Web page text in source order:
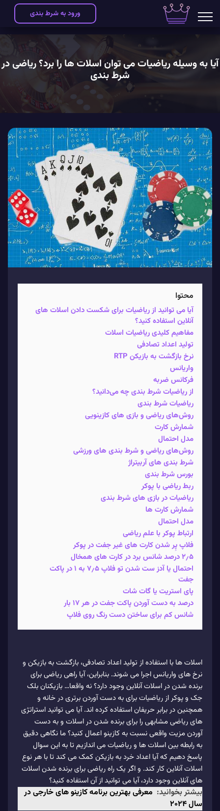
ورود به شرط بندی
آیا به وسیله ریاضیات می توان اسلات ها را برد؟ ریاضی در
شرط بندی
محتوا
آیا می توانید از ریاضیات برای شکست دادن اسلات های
آنلاین استفاده کنید؟
مفاهیم کلیدی ریاضیات اسلات
تولید اعداد تصادفی
نرخ بازگشت به بازیکن RTP
واریانس
فرکانس ضربه
از ریاضیات شرط‌ بندی چه می‌دانید؟
ریاضیات شرط بندی
روش‌های ریاضی و بازی‌ های کازینویی
شمارش کارت
مدل احتمال
روش‌های ریاضی و شرط بندی‌ های ورزشی
شرط‌ بندی های آربیتراژ
بورس شرط بندی
ربط ریاضی با پوکر
ریاضیات در بازی های شرط بندی
شمارش کارت ها
مدل احتمال
ارتباط پوکر با علم ریاضی
فلاپ پِر شدن کارت های غیر جفت در پوکر
۲٫۵ درصد شانس برد در کارت های همخال
احتمال یا آدز ست شدن تو فلاپ ۷٫۵ به 1 در پاکت
جفت
پای استریت یا گات شات
درصد به دست آوردن پاکت جفت در هر 17 بار
شانس کم برای ساختن دست رنگ روی فلاپ
اسلات ها با استفاده از تولید اعداد تصادفی، بازگشت به بازیکن و
نرخ های واریانس اجرا می شوند. بنابراین، آیا راهی ریاضی برای
برنده شدن در اسلات آنلاین وجود دارد؟ نه واقعا… بازیکنان بلک
جک و پوکر از ریاضیات برای به دست آوردن برتری در خانه و
همچنین در برابر حریفان استفاده کرده اند. آیا می توانید استراتژی
های ریاضی مشابهی را برای برنده شدن در اسلات و به دست
آوردن مزیت واقعی نسبت به کازینو اعمال کنید؟ ما نگاهی دقیق
به رابطه بین اسلات ها و ریاضیات می اندازیم تا به این سوال
پاسخ دهیم که آیا اعداد خرد به بازیکن کمک می کند تا با هر نوع
اسلات آنلاین کار کند. و اگر یک راه ریاضی برای برنده شدن اسلات
های آنلاین وجود دارد، آیا می توانید از آن استفاده کنید؟
بیشتر بخوانید: معرفی بهترین برنامه کازینو های خارجی در
سال 2024